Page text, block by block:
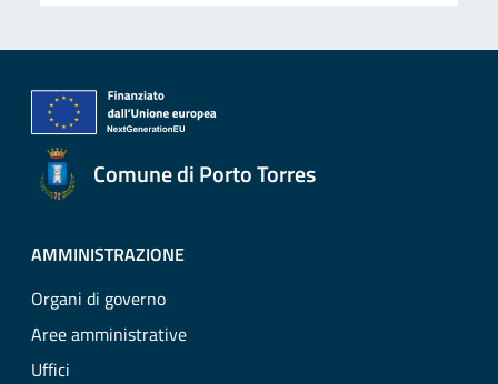
Comune di Porto Torres
AMMINISTRAZIONE
Organi di governo
Aree amministrative
Uffici